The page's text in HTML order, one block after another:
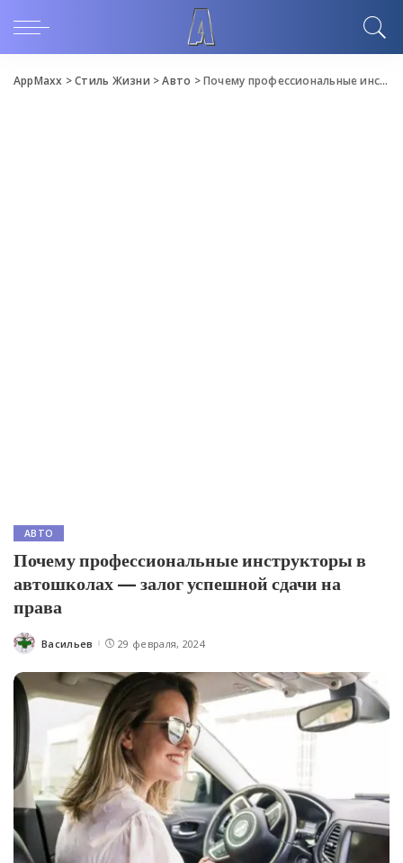
AppMaxx >Стиль Жизни >Авто >Почему профессиональные инструкторы в автошколах — залог успешной сдачи на права
АВТО
Почему профессиональные инструкторы в
автошколах — залог успешной сдачи на
права
Posted
Васильев 29 февраля, 2024